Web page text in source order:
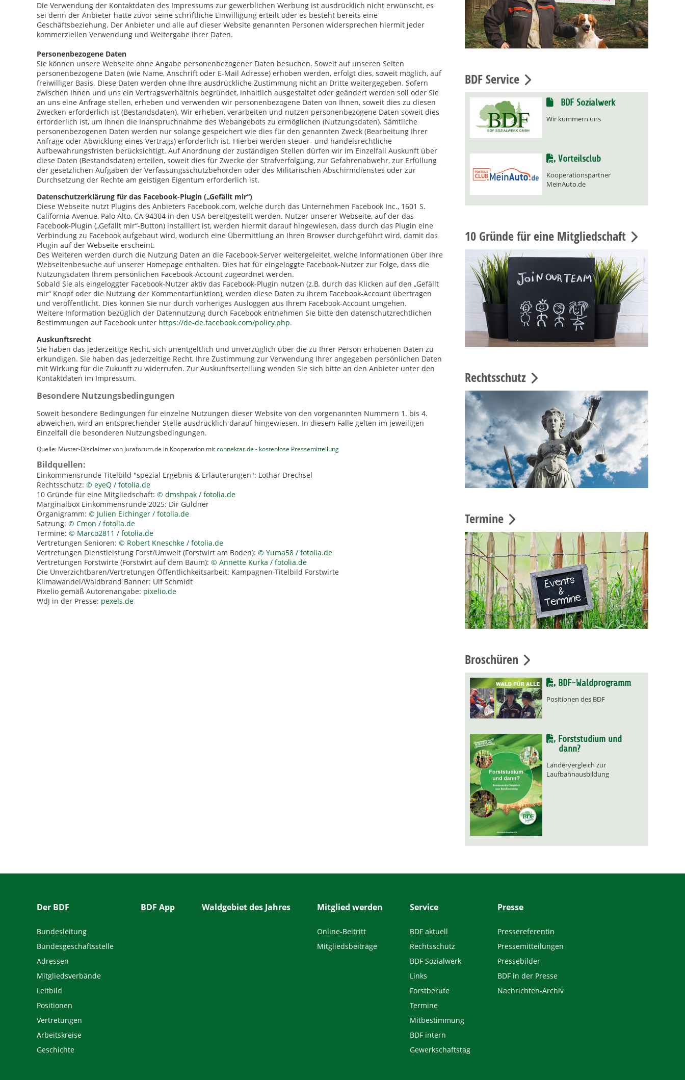
Die Verwendung der Kontaktdaten des Impressums zur gewerblichen Werbung ist ausdrücklich nicht erwünscht, es
sei denn der Anbieter hatte zuvor seine schriftliche Einwilligung erteilt oder es besteht bereits eine
Geschäftsbeziehung. Der Anbieter und alle auf dieser Website genannten Personen widersprechen hiermit jeder
kommerziellen Verwendung und Weitergabe ihrer Daten.
Personenbezogene Daten
Sie können unsere Webseite ohne Angabe personenbezogener Daten besuchen. Soweit auf unseren Seiten
personenbezogene Daten (wie Name, Anschrift oder E-Mail Adresse) erhoben werden, erfolgt dies, soweit möglich, auf
freiwilliger Basis. Diese Daten werden ohne Ihre ausdrückliche Zustimmung nicht an Dritte weitergegeben. Sofern
zwischen Ihnen und uns ein Vertragsverhältnis begründet, inhaltlich ausgestaltet oder geändert werden soll oder Sie
an uns eine Anfrage stellen, erheben und verwenden wir personenbezogene Daten von Ihnen, soweit dies zu diesen
Zwecken erforderlich ist (Bestandsdaten). Wir erheben, verarbeiten und nutzen personenbezogene Daten soweit dies
erforderlich ist, um Ihnen die Inanspruchnahme des Webangebots zu ermöglichen (Nutzungsdaten). Sämtliche
personenbezogenen Daten werden nur solange gespeichert wie dies für den genannten Zweck (Bearbeitung Ihrer
Anfrage oder Abwicklung eines Vertrags) erforderlich ist. Hierbei werden steuer- und handelsrechtliche
Aufbewahrungsfristen berücksichtigt. Auf Anordnung der zuständigen Stellen dürfen wir im Einzelfall Auskunft über
diese Daten (Bestandsdaten) erteilen, soweit dies für Zwecke der Strafverfolgung, zur Gefahrenabwehr, zur Erfüllung
der gesetzlichen Aufgaben der Verfassungsschutzbehörden oder des Militärischen Abschirmdienstes oder zur
Durchsetzung der Rechte am geistigen Eigentum erforderlich ist.
Datenschutzerklärung für das Facebook-Plugin („Gefällt mir“)
Diese Webseite nutzt Plugins des Anbieters Facebook.com, welche durch das Unternehmen Facebook Inc., 1601 S.
California Avenue, Palo Alto, CA 94304 in den USA bereitgestellt werden. Nutzer unserer Webseite, auf der das
Facebook-Plugin („Gefällt mir“-Button) installiert ist, werden hiermit darauf hingewiesen, dass durch das Plugin eine
Verbindung zu Facebook aufgebaut wird, wodurch eine Übermittlung an Ihren Browser durchgeführt wird, damit das
Plugin auf der Webseite erscheint.
Des Weiteren werden durch die Nutzung Daten an die Facebook-Server weitergeleitet, welche Informationen über Ihre
Webseitenbesuche auf unserer Homepage enthalten. Dies hat für eingeloggte Facebook-Nutzer zur Folge, dass die
Nutzungsdaten Ihrem persönlichen Facebook-Account zugeordnet werden.
Sobald Sie als eingeloggter Facebook-Nutzer aktiv das Facebook-Plugin nutzen (z.B. durch das Klicken auf den „Gefällt
mir“ Knopf oder die Nutzung der Kommentarfunktion), werden diese Daten zu Ihrem Facebook-Account übertragen
und veröffentlicht. Dies können Sie nur durch vorheriges Ausloggen aus Ihrem Facebook-Account umgehen.
Weitere Information bezüglich der Datennutzung durch Facebook entnehmen Sie bitte den datenschutzrechtlichen
Bestimmungen auf Facebook unter https://de-de.facebook.com/policy.php.
Auskunftsrecht
Sie haben das jederzeitige Recht, sich unentgeltlich und unverzüglich über die zu Ihrer Person erhobenen Daten zu
erkundigen. Sie haben das jederzeitige Recht, Ihre Zustimmung zur Verwendung Ihrer angegeben persönlichen Daten
mit Wirkung für die Zukunft zu widerrufen. Zur Auskunftserteilung wenden Sie sich bitte an den Anbieter unter den
Kontaktdaten im Impressum.
Besondere Nutzungsbedingungen
Soweit besondere Bedingungen für einzelne Nutzungen dieser Website von den vorgenannten Nummern 1. bis 4.
abweichen, wird an entsprechender Stelle ausdrücklich darauf hingewiesen. In diesem Falle gelten im jeweiligen
Einzelfall die besonderen Nutzungsbedingungen.
Quelle: Muster-Disclaimer von Juraforum.de in Kooperation mitconnektar.de - kostenlose Pressemitteilung
Bildquellen:
Einkommensrunde Titelbild "spezial Ergebnis & Erläuterungen": Lothar Drechsel
Rechtsschutz: © eyeQ / fotolia.de
10 Gründe für eine Mitgliedschaft: © dmshpak / fotolia.de
Marginalbox Einkommensrunde 2025: Dir Guldner
Organigramm: © Julien Eichinger / fotolia.de
Satzung: © Cmon / fotolia.de
Termine: © Marco2811 / fotolia.de
Vertretungen Senioren: © Robert Kneschke / fotolia.de
Vertretungen Dienstleistung Forst/Umwelt (Forstwirt am Boden): © Yuma58 / fotolia.de
Vertretungen Forstwirte (Forstwirt auf dem Baum): © Annette Kurka / fotolia.de
Die Unverzichtbaren/Vertretungen Öffentlichkeitsarbeit: Kampagnen-Titelbild Forstwirte
Klimawandel/Waldbrand Banner: Ulf Schmidt
Pixelio gemäß Autorenangabe: pixelio.de
WdJ in der Presse: pexels.de
BDF Service
BDF Sozialwerk
Wir kümmern uns
Vorteilsclub
Kooperationspartner
MeinAuto.de
10 Gründe für eine Mitgliedschaft
Rechtsschutz
Termine
Broschüren
BDF-Waldprogramm
Positionen des BDF
Forststudium und
dann?
Ländervergleich zur
Laufbahnausbildung
Der BDF
Bundesleitung
Bundesgeschäftsstelle
Adressen
Mitgliedsverbände
Leitbild
Positionen
Vertretungen
Arbeitskreise
Geschichte
BDF App Waldgebiet des Jahres Mitglied werden
Online-Beitritt
Mitgliedsbeiträge
Service
BDF aktuell
Rechtsschutz
BDF Sozialwerk
Links
Forstberufe
Termine
Mitbestimmung
BDF intern
Gewerkschaftstag
Presse
Pressereferentin
Pressemitteilungen
Pressebilder
BDF in der Presse
Nachrichten-Archiv